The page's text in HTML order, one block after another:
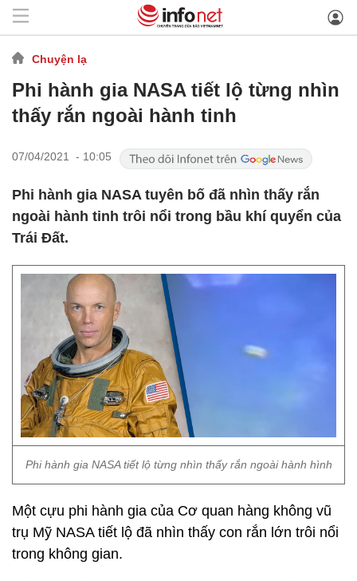
Chuyện lạ
Phi hành gia NASA tiết lộ từng nhìn
thấy rắn ngoài hành tinh
07/04/2021 - 10:05
Phi hành gia NASA tuyên bố đã nhìn thấy rắn
ngoài hành tinh trôi nổi trong bầu khí quyển của
Trái Đất.
Phi hành gia NASA tiết lộ từng nhìn thấy rắn ngoài hành hình
Một cựu phi hành gia của Cơ quan hàng không vũ
trụ Mỹ NASA tiết lộ đã nhìn thấy con rắn lớn trôi nổi
trong không gian.